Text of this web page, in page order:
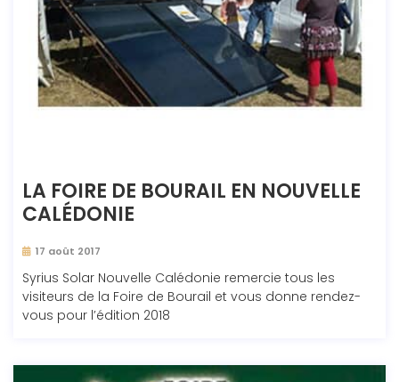
LA FOIRE DE BOURAIL EN NOUVELLE
CALÉDONIE
17 août 2017
Syrius Solar Nouvelle Calédonie remercie tous les
visiteurs de la Foire de Bourail et vous donne rendez-
vous pour l’édition 2018